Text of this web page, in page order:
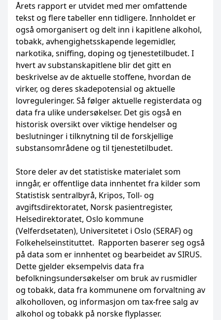
Årets rapport er utvidet med mer omfattende
tekst og flere tabeller enn tidligere. Innholdet er
også omorganisert og delt inn i kapitlene alkohol,
tobakk, avhengighetsskapende legemidler,
narkotika, sniffing, doping og tjenestetilbudet. I
hvert av substanskapitlene blir det gitt en
beskrivelse av de aktuelle stoffene, hvordan de
virker, og deres skadepotensial og aktuelle
lovreguleringer. Så følger aktuelle registerdata og
data fra ulike undersøkelser. Det gis også en
historisk oversikt over viktige hendelser og
beslutninger i tilknytning til de forskjellige
substansområdene og til tjenestetilbudet.
Store deler av det statistiske materialet som
inngår, er offentlige data innhentet fra kilder som
Statistisk sentralbyrå, Kripos, Toll- og
avgiftsdirektoratet, Norsk pasientregister,
Helsedirektoratet, Oslo kommune
(Velferdsetaten), Universitetet i Oslo (SERAF) og
Folkehelseinstituttet. Rapporten baserer seg også
på data som er innhentet og bearbeidet av SIRUS.
Dette gjelder eksempelvis data fra
befolkningsundersøkelser om bruk av rusmidler
og tobakk, data fra kommunene om forvaltning av
alkoholloven, og informasjon om tax-free salg av
alkohol og tobakk på norske flyplasser.